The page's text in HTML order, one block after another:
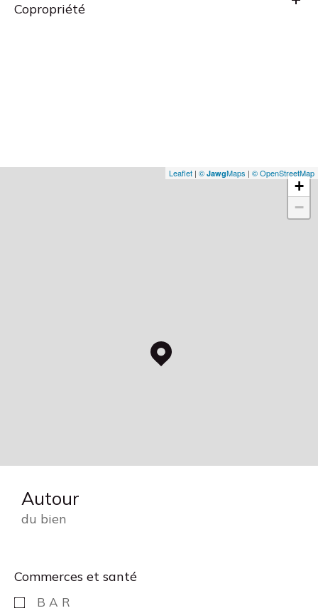
Copropriété
+
−
Leaflet | © JawgMaps | © OpenStreetMap
Autour
du bien
Commerces et santé
BAR